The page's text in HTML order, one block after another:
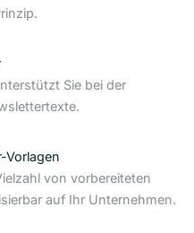
Sie bei der
Vorlagen
von vorbereiteten
auf Ihr Unternehmen.